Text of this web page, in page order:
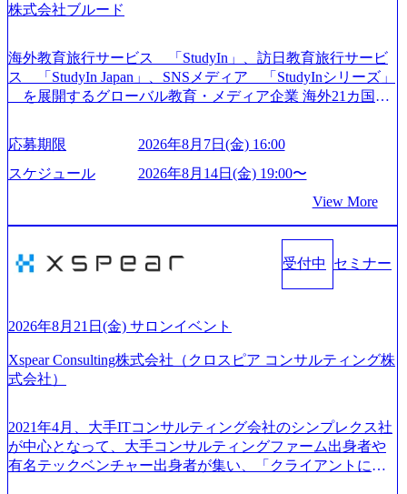
いることは何かを追究し、本当に価値のある成果を提供し
の736名（2024年1月）に到達。上場を目指し、さらに採用
のスピードを上げている。 人にフォーカスをして急成長す
る唯一無二のコンサルティングファーム【株式会社ノース
サンド 執行役員新山氏、庄司氏インタビュー】 (https://my-vi
2015年に設立され、前年比205%の売上成長を遂げるなど、
急速な成長を遂げている。 ​ 新規事業立案から業務改革、IT
戦略立案、IT導入までをワンストップで提供するコンサル
ティングファームである。 ​- 2025年1月時点で従業員数1,209
名を擁し、事業拡大を続けている。 「人」にフォーカスを
当てたコンサルティング会社として、社員の人間力を強み
としたサービスを提供している。 ​- - 2018年から6年連続で
ティングファームやSIer、事業会社出身者など、多様な経歴
の社員が活躍している。 年間休日120日以上、完全週休2日
制、有給休暇初年度10日（消化率46.3%）、特別休暇5日な
ど、充実した休暇制度を整備している。 ​ 月平均残業時間は
リフレッシュ休暇など、社員同士の交流や健康をサポート
する取り組みが充実している。 2026年8月13日(木) 19:00～2
0:30予定 2026年8月7日(金) 16:00 コンサル業界の動向や業務
株式会社ブルード
海外教育旅行サービス 「StudyIn」、訪日教育旅行サービ
ス 「StudyIn Japan」、SNSメディア 「StudyInシリーズ」
を展開するグローバル教育・メディア企業 海外21カ国と
育支援サービスを提供している 動画メディア事業を基盤と
して、留学支援・訪日教育旅行・SNSマーケティング事業
を展開している Mission:より多くの人に、グローバルという
ラになる Value： INTEGRITY誠実であろう 素直に心を開い
て伝える、自責かつ利他の精神で動く、謙虚な姿勢でウソ
る、失敗を恐れずにふみだす、執着心をもって没頭する O
WNERSHIP当事者であろう みずから決めてみずから動く、
だわろう 今すぐ決める、すばやく動く、まず成果物をだす
回す、結果が出るまでやり抜く 2026年8月14日(金) 19:00〜2
0:00 (60分) 2026年8月7日(金) 16:00 本説明会は、選考の前段
です。評価の場ではないため、キャリアを検討中の段階の
方にもご参加いただけます。 連休中の平日夜という日程の
ため、在職中の方も有給を取得することなく、現職への配
慮なくご参加いただけます。帰省先からのオンライン参加
応募期限
2026年8月7日(金) 16:00
スケジュール
2026年8月14日(金) 19:00〜
View More
受付中 セミナー
2026年8月21日(金) サロンイベント
Xspear Consulting株式会社（クロスピア コンサルティング株
式会社）
2021年4月、大手ITコンサルティング会社のシンプレクス社
が中心となって、大手コンサルティングファーム出身者や
有名テックベンチャー出身者が集い、「クライアントにと